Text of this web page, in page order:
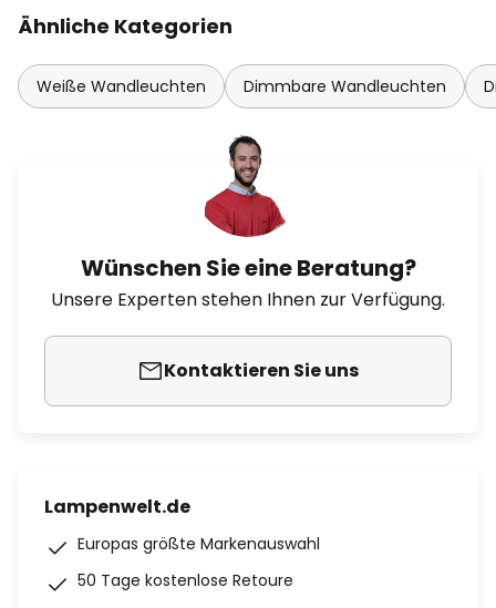
Ähnliche Kategorien
Weiße Wandleuchten Dimmbare Wandleuchten
Wünschen Sie eine Beratung?
Unsere Experten stehen Ihnen zur Verfügung.
Kontaktieren Sie uns
Lampenwelt.de
Europas größte Markenauswahl
50 Tage kostenlose Retoure